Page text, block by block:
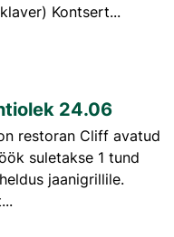
Kontsert...
24.06
restoran Cliff avatud
suletakse 1 tund
jaanigrillile.